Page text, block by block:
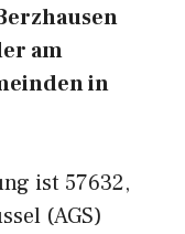
am
in
ist 57632,
(AGS)